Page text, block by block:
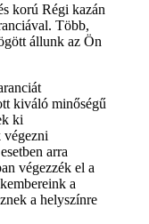
korú Régi kazán
Több,
állunk az Ön
kiváló minőségű
ki
végezni
arra
végezzék el a
a
a helyszínre